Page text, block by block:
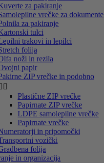
za pakiranje
vrečke za dokumente
za pakiranje
tulci
trakovi in lepilci
folija
noži in rezila
papir
ZIP vrečke in podobno

Plastične ZIP vrečke
Papirnate ZIP vrečke
LDPE samolepilne vrečke
Papirnate vrečke
in pripomočki
vozički
folija
in organizacija